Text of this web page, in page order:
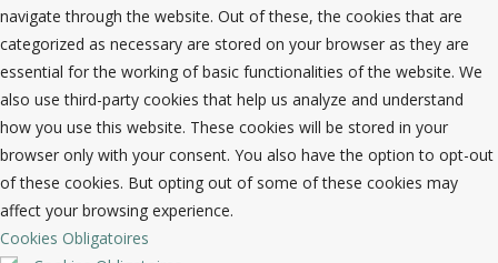
navigate through the website. Out of these, the cookies that are
categorized as necessary are stored on your browser as they are
essential for the working of basic functionalities of the website. We
also use third-party cookies that help us analyze and understand
how you use this website. These cookies will be stored in your
browser only with your consent. You also have the option to opt-out
of these cookies. But opting out of some of these cookies may
affect your browsing experience.
Cookies Obligatoires